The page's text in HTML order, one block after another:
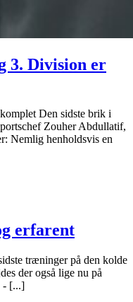
3. Division er
Den sidste brik i
Zouher Abdullatif,
Nemlig henholdsvis en
erfarent
træninger på den kolde
der også lige nu på
- [...]